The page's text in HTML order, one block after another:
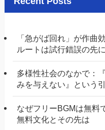
「急がば回れ」が作曲
ルートは試行錯誤の先
多様性社会のなかで：
みを与えない』という
なぜフリーBGMは無料
無料文化とその先は